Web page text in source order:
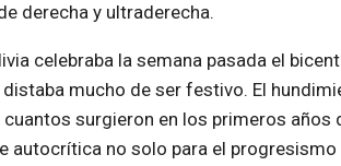
derecha y ultraderecha.
celebraba la semana pasada el
distaba mucho de ser festivo. El
surgieron en los primeros
autocrítica no solo para el